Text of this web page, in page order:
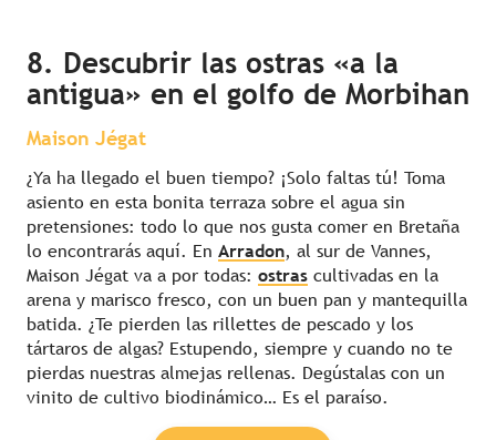
8. Descubrir las ostras «a la
antigua» en el golfo de Morbihan
Maison Jégat
¿Ya ha llegado el buen tiempo? ¡Solo faltas tú! Toma
asiento en esta bonita terraza sobre el agua sin
pretensiones: todo lo que nos gusta comer en Bretaña
lo encontrarás aquí. En Arradon, al sur de Vannes,
Maison Jégat va a por todas: ostras cultivadas en la
arena y marisco fresco, con un buen pan y mantequilla
batida. ¿Te pierden las rillettes de pescado y los
tártaros de algas? Estupendo, siempre y cuando no te
pierdas nuestras almejas rellenas. Degústalas con un
vinito de cultivo biodinámico… Es el paraíso.